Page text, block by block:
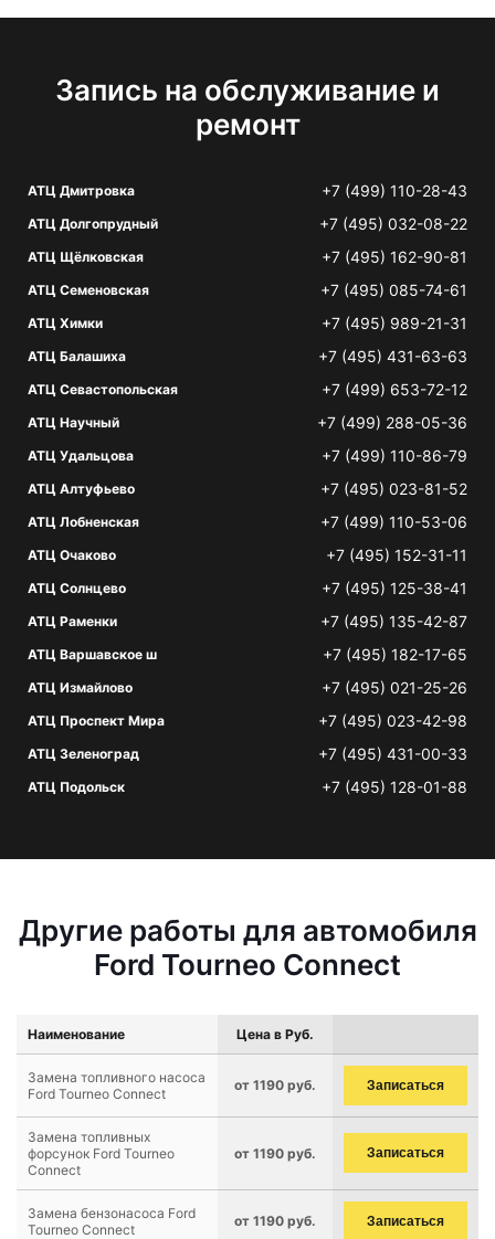
Запись на обслуживание и
ремонт
АТЦ Дмитровка +7 (499) 110-28-43
АТЦ Долгопрудный +7 (495) 032-08-22
АТЦ Щёлковская +7 (495) 162-90-81
АТЦ Семеновская +7 (495) 085-74-61
АТЦ Химки +7 (495) 989-21-31
АТЦ Балашиха +7 (495) 431-63-63
АТЦ Севастопольская +7 (499) 653-72-12
АТЦ Научный +7 (499) 288-05-36
АТЦ Удальцова +7 (499) 110-86-79
АТЦ Алтуфьево +7 (495) 023-81-52
АТЦ Лобненская +7 (499) 110-53-06
АТЦ Очаково +7 (495) 152-31-11
АТЦ Солнцево +7 (495) 125-38-41
АТЦ Раменки +7 (495) 135-42-87
АТЦ Варшавское ш +7 (495) 182-17-65
АТЦ Измайлово +7 (495) 021-25-26
АТЦ Проспект Мира +7 (495) 023-42-98
АТЦ Зеленоград +7 (495) 431-00-33
АТЦ Подольск +7 (495) 128-01-88
Другие работы для автомобиля
Ford Tourneo Connect
Наименование Цена в Руб.
Замена топливного насоса
Ford Tourneo Connect
от 1190 руб. Записаться
Замена топливных
форсунок Ford Tourneo
Connect
от 1190 руб. Записаться
Замена бензонасоса Ford
Tourneo Connect
от 1190 руб. Записаться